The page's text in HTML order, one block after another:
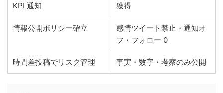
KPI 通知
獲得
情報公開ポリシー確立
感情ツイート禁止・通知オ
フ・フォロー 0
時間差投稿でリスク管理 事実・数字・考察のみ公開